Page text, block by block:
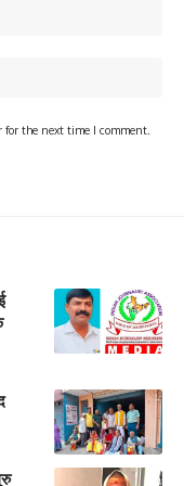
for the next time I comment.